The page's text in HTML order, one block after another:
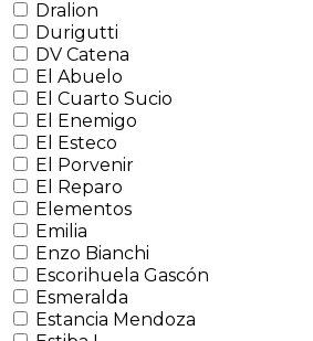
Dralion
Durigutti
DV Catena
El Abuelo
El Cuarto Sucio
El Enemigo
El Esteco
El Porvenir
El Reparo
Elementos
Emilia
Enzo Bianchi
Escorihuela Gascón
Esmeralda
Estancia Mendoza